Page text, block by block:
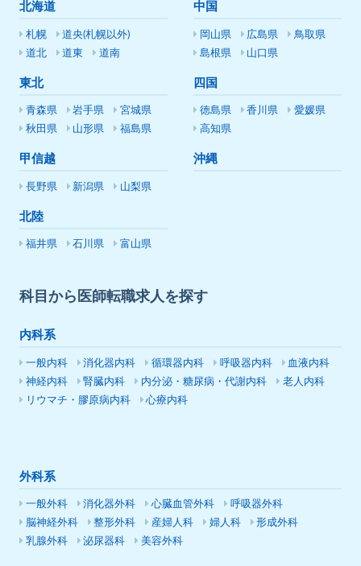
北海道
札幌
道央(札幌以外)
道北
道東 道南
東北
青森県 岩手県
宮城県
秋田県
山形県 福島県
甲信越
長野県 新潟県 山梨県
北陸
福井県 石川県 富山県
中国
岡山県 広島県
鳥取県
島根県
山口県
四国
徳島県 香川県
愛媛県
高知県
沖縄
科目から医師転職求人を探す
内科系
一般内科 消化器内科 循環器内科 呼吸器内科
血液内科
神経内科
腎臓内科 内分泌・糖尿病・代謝内科
老人内科
リウマチ・膠原病内科
心療内科
外科系
一般外科 消化器外科 心臓血管外科
呼吸器外科
脳神経外科
整形外科 産婦人科 婦人科
形成外科
乳腺外科
泌尿器科 美容外科